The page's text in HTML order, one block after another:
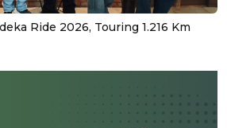
Ride 2026, Touring 1.216 Km